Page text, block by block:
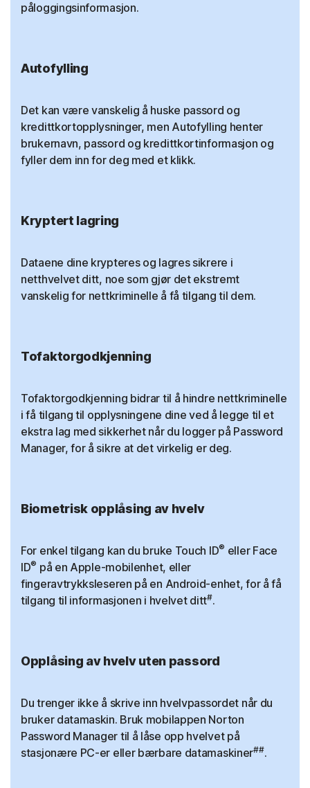
påloggingsinformasjon.
Autofylling
Det kan være vanskelig å huske passord og
kredittkortopplysninger, men Autofylling henter
brukernavn, passord og kredittkortinformasjon og
fyller dem inn for deg med et klikk.
Kryptert lagring
Dataene dine krypteres og lagres sikrere i
netthvelvet ditt, noe som gjør det ekstremt
vanskelig for nettkriminelle å få tilgang til dem.
Tofaktorgodkjenning
Tofaktorgodkjenning bidrar til å hindre nettkriminelle
i få tilgang til opplysningene dine ved å legge til et
ekstra lag med sikkerhet når du logger på Password
Manager, for å sikre at det virkelig er deg.
Biometrisk opplåsing av hvelv
For enkel tilgang kan du bruke Touch ID® eller Face
ID® på en Apple-mobilenhet, eller
fingeravtrykksleseren på en Android-enhet, for å få
tilgang til informasjonen i hvelvet ditt#.
Opplåsing av hvelv uten passord
Du trenger ikke å skrive inn hvelvpassordet når du
bruker datamaskin. Bruk mobilappen Norton
Password Manager til å låse opp hvelvet på
stasjonære PC-er eller bærbare datamaskiner##.